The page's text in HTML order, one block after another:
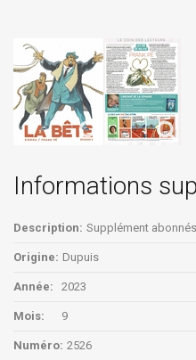
Informations
Description: Supplément
Origine: Dupuis
Année: 2023
Mois: 9
Numéro: 2526